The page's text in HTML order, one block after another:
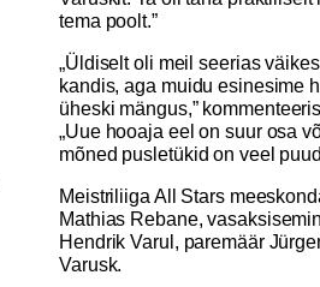
tema poolt.”
„Üldiselt oli meil seerias
kandis, aga muidu esinesime
üheski mängus,”
„Uue hooaja eel on suur osa
mõned pusletükid on veel
Meistriliiga All Stars
Mathias Rebane,
Hendrik Varul, paremäär
Varusk.